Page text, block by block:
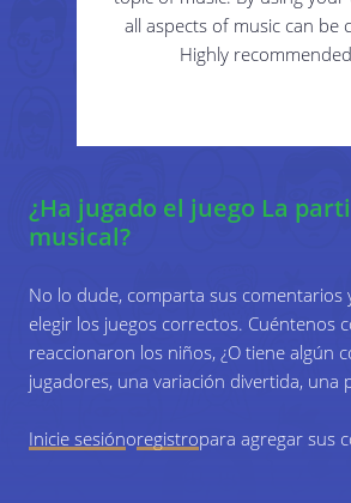
Para concluir, pida al
jugadores o para el publico
all aspects of music can be
Highly
¿Ha jugado el juego La
musical?
No lo dude, comparta sus comentarios
elegir los juegos correctos. Cuéntenos
reaccionaron los niños, ¿O tiene algún
jugadores, una variación divertida, una
Inicie sesiónoregistropara agregar sus